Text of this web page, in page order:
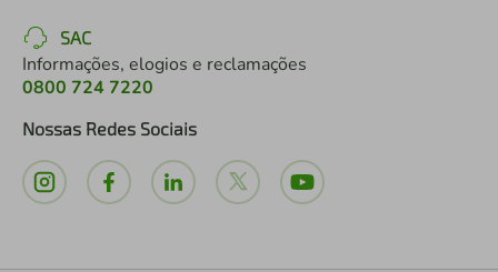
SAC
Informações, elogios e reclamações
0800 724 7220
Nossas Redes Sociais